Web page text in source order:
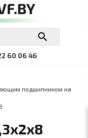
60 06 46
подшипником на